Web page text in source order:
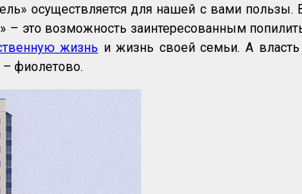
осуществляется для нашей с вами
это возможность заинтересованным
жизнь и жизнь своей семьи. А
– фиолетово.